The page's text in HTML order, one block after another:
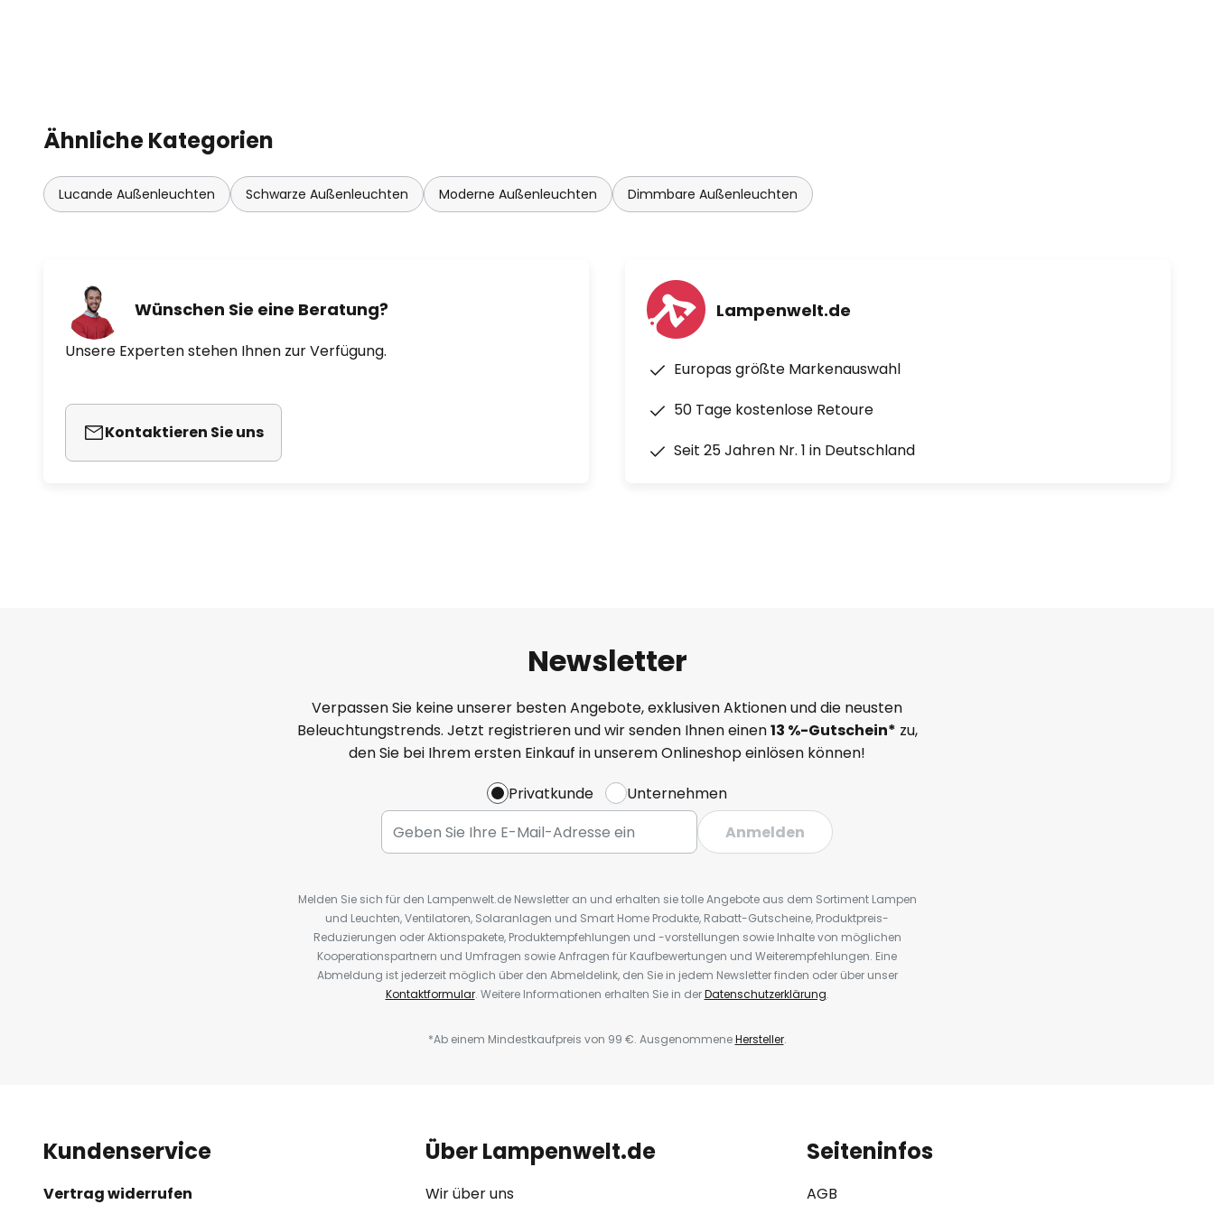
Ähnliche Kategorien
Lucande Außenleuchten Schwarze Außenleuchten Moderne Außenleuchten Dimmbare Außenleuchten
Wünschen Sie eine Beratung?
Unsere Experten stehen Ihnen zur Verfügung.
Kontaktieren Sie uns
Lampenwelt.de
Europas größte Markenauswahl
50 Tage kostenlose Retoure
Seit 25 Jahren Nr. 1 in Deutschland
Newsletter
Verpassen Sie keine unserer besten Angebote, exklusiven Aktionen und die neusten
Beleuchtungstrends. Jetzt registrieren und wir senden Ihnen einen13 %-Gutschein* zu,
den Sie bei Ihrem ersten Einkauf in unserem Onlineshop einlösen können!
Privatkunde
Unternehmen
Anmelden
Melden Sie sich für den Lampenwelt.de Newsletter an und erhalten sie tolle Angebote aus dem Sortiment Lampen
und Leuchten, Ventilatoren, Solaranlagen und Smart Home Produkte, Rabatt-Gutscheine, Produktpreis-
Reduzierungen oder Aktionspakete, Produktempfehlungen und -vorstellungen sowie Inhalte von möglichen
Kooperationspartnern und Umfragen sowie Anfragen für Kaufbewertungen und Weiterempfehlungen. Eine
Abmeldung ist jederzeit möglich über den Abmeldelink, den Sie in jedem Newsletter finden oder über unser
Kontaktformular. Weitere Informationen erhalten Sie in derDatenschutzerklärung.
*Ab einem Mindestkaufpreis von 99 €. AusgenommeneHersteller.
Kundenservice
Vertrag widerrufen
Über Lampenwelt.de
Wir über uns
Seiteninfos
AGB